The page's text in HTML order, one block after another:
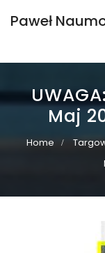
Paweł
Maj
Home